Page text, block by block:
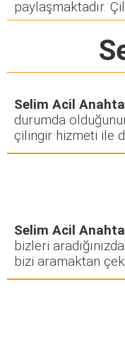
paylaşmaktadır.
Selim Acil
durumda
çilingir hizmeti ile
Selim Acil
bizleri
bizi aramaktan